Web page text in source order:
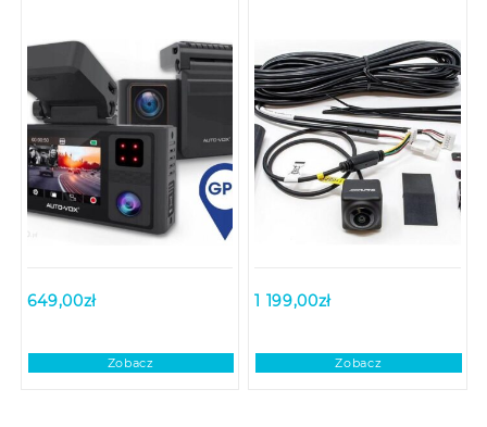
649,00zł
Zobacz
1 199,00zł
Zobacz